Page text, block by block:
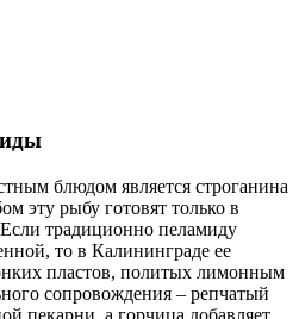
блюдом является строганина
эту рыбу готовят только в
традиционно пеламиду
то в Калининграде ее
пластов, политых лимонным
сопровождения – репчатый
пекарни, а горчица добавляет